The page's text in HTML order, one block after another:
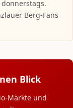
donnerstags.
Berg-Fans
Blick
Märkte und